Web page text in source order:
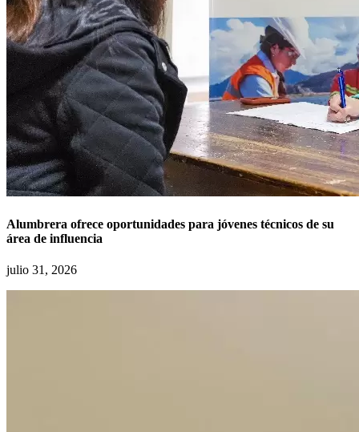
Alumbrera ofrece oportunidades para jóvenes técnicos de su
área de influencia
julio 31, 2026